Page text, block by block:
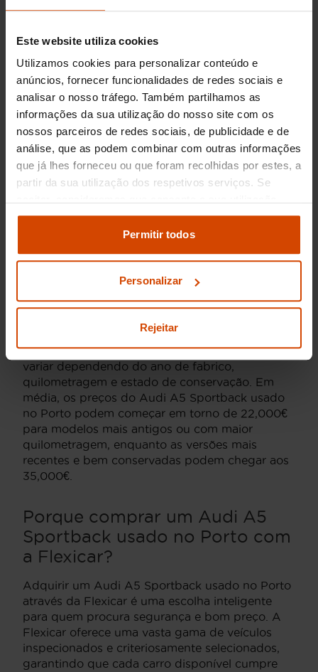
Este website utiliza cookies
Utilizamos cookies para personalizar conteúdo e
anúncios, fornecer funcionalidades de redes sociais e
analisar o nosso tráfego. Também partilhamos as
informações da sua utilização do nosso site com os
nossos parceiros de redes sociais, de publicidade e de
análise, que as podem combinar com outras informações
que já lhes forneceu ou que foram recolhidas por estes, a
partir da sua utilização dos respetivos serviços. Se
Pode modificar as suas opções de consentimento e
definições de cookies
definições e saber mais na nossa
Permitir todos
Personalizar
Rejeitar
comprometer o conforto. Este motor é
tornando cada viagem uma experiência
prazerosa.
Na Flexicar, pode encontrar estas motorizações
e muito mais, sempre com a tranquilidade de
escolher entre uma seleção variada de carros
usados de qualidade.
Preço dos Audi A5
Sportback usados no
Porto
O mercado de carros usados no Porto oferece
uma grande variedade de opções para os
conhecido pelo seu design elegante e
performance robusta, tem preços que podem
variar dependendo do ano de fabrico,
quilometragem e estado de conservação. Em
média, os preços do Audi A5 Sportback usado
no Porto podem começar em torno de 22,000€
para modelos mais antigos ou com maior
quilometragem, enquanto as versões mais
recentes e bem conservadas podem chegar aos
35,000€.
Porque comprar um Audi A5
Sportback usado no Porto com
a Flexicar?
Adquirir um Audi A5 Sportback usado no Porto
através da Flexicar é uma escolha inteligente
para quem procura segurança e bom preço. A
Flexicar oferece uma vasta gama de veículos
inspecionados e criteriosamente selecionados,
garantindo que cada carro disponível cumpre